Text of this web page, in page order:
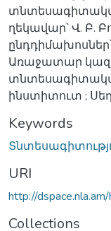
ղեկավար՝ Վ. Բ.
Առաջատար
ինստիտուտ ;
Keywords
URI
http://
Collections